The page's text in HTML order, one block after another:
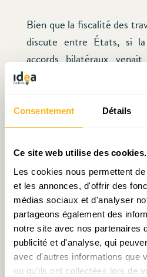
Consentement Détails
Ce site web utilise des cookies.
Les cookies nous permettent
et les annonces, d'offrir des
médias sociaux et d'analyser
partageons également des
notre site avec nos partenaires
publicité et d'analyse, qui
avec d'autres informations que
ou qu'ils ont collectées lors de
Bien que la fiscalité des
discute entre États, si
accords bilatéraux
garantit qu’un partage de
dans lesquels ils vivent.
» du Luxembourg est
objectivement intérêt à
investi dans la
l’argument des effets de
investissements pourraient
Enfin, compte tenu de
émerger un projet de